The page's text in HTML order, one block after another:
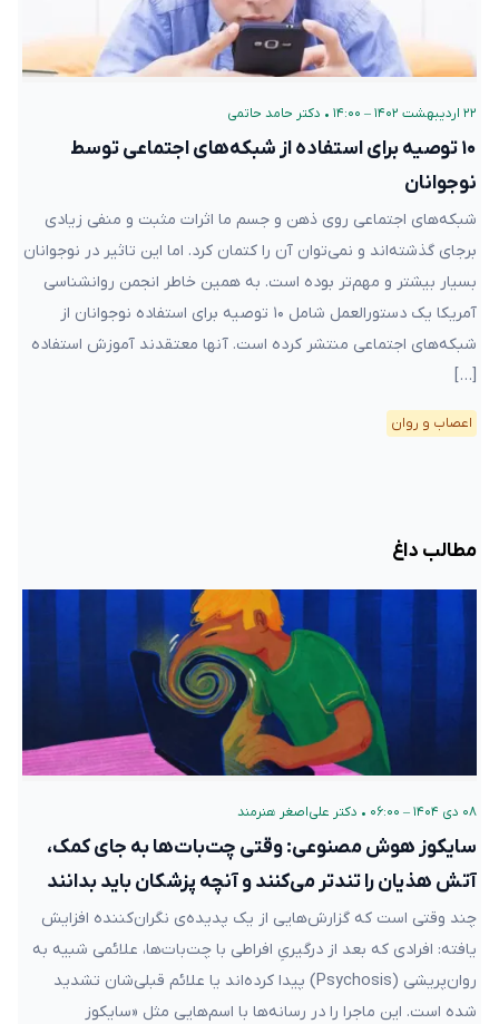
۲۲ اردیبهشت ۱۴۰۲ – ۱۴:۰۰ • دکتر حامد حاتمی
۱۰ توصیه برای استفاده از شبکه‌های اجتماعی توسط
نوجوانان
شبکه‌های اجتماعی روی ذهن و جسم ما اثرات مثبت و منفی زیادی
برجای گذشته‌اند و نمی‌توان آن را کتمان کرد. اما این تاثیر در نوجوانان
بسیار بیشتر و مهم‌تر بوده است. به همین خاطر انجمن روانشناسی
آمریکا یک دستورالعمل شامل ۱۰ توصیه برای استفاده نوجوانان از
شبکه‌های اجتماعی منتشر کرده است. آنها معتقدند آموزش استفاده
[…]
اعصاب و روان
مطالب داغ
۰۸ دی ۱۴۰۴ – ۰۶:۰۰ • دکتر علی‌اصغر هنرمند
سایکوز هوش مصنوعی: وقتی چت‌بات‌ها به جای کمک،
آتش هذیان را تندتر می‌کنند و آنچه پزشکان باید بدانند
چند وقتی است که گزارش‌هایی از یک پدیده‌ی نگران‌کننده افزایش
یافته: افرادی که بعد از درگیریِ افراطی با چت‌بات‌ها، علائمی شبیه به
روان‌پریشی (Psychosis) پیدا کرده‌اند یا علائم قبلی‌شان تشدید
شده است. این ماجرا را در رسانه‌ها با اسم‌هایی مثل «سایکوز